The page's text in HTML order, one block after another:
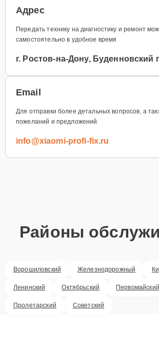
Адрес
Передать технику на диагностику и ремонт
самостоятельно в удобное время
г. Ростов-на-Дону, Буденновский
Email
Для отправки более детальных вопросов, а
пожеланий и предложений
info@xiaomi-profi-fix.ru
Районы
Ворошиловский Железнодорожный
Ленинский Октябрьский Первомайский
Пролетарский Советский